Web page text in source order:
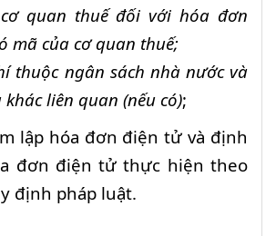
quan thuế đối với hóa đơn
mã của cơ quan thuế;
thuộc ngân sách nhà nước và
liên quan (nếu có);
lập hóa đơn điện tử và định
đơn điện tử thực hiện theo
định pháp luật.